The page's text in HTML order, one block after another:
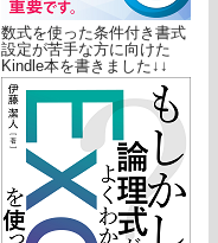
数式を使った条件付き書式
設定が苦手な方に向けた
Kindle本を書きました↓↓